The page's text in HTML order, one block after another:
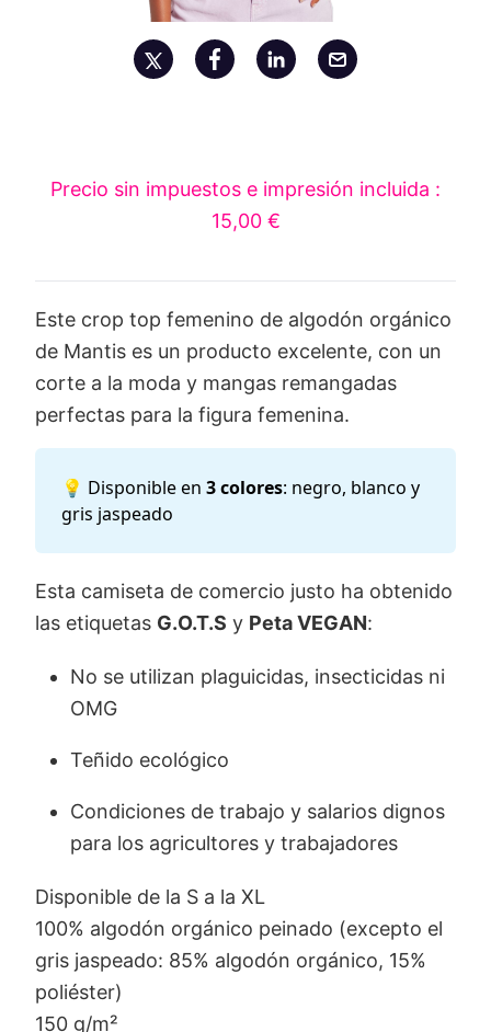
Precio sin impuestos e impresión incluida :
15,00 €
Este crop top femenino de algodón orgánico
de Mantis es un producto excelente, con un
corte a la moda y mangas remangadas
perfectas para la figura femenina.
💡 Disponible en 3 colores: negro, blanco y
gris jaspeado
Esta camiseta de comercio justo ha obtenido
las etiquetas G.O.T.S y Peta VEGAN:
No se utilizan plaguicidas, insecticidas ni
OMG
Teñido ecológico
Condiciones de trabajo y salarios dignos
para los agricultores y trabajadores
Disponible de la S a la XL
100% algodón orgánico peinado (excepto el
gris jaspeado: 85% algodón orgánico, 15%
poliéster)
150 g/m²